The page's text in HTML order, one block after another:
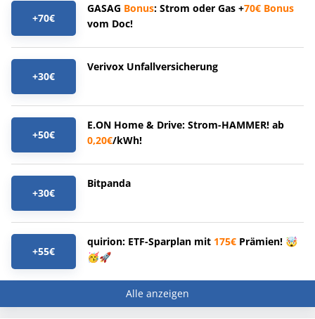
+70€
GASAG Bonus: Strom oder Gas +70€ Bonus
vom Doc!
+30€
Verivox Unfallversicherung
+50€
E.ON Home & Drive: Strom-HAMMER! ab
0,20€/kWh!
+30€
Bitpanda
+55€
quirion: ETF-Sparplan mit 175€ Prämien! 🤯
🥳🚀
Alle anzeigen